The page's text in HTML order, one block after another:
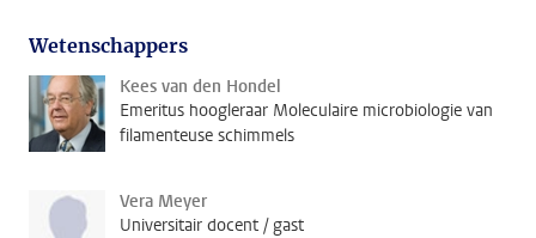
Wetenschappers
Kees van den Hondel
Emeritus hoogleraar Moleculaire microbiologie van
filamenteuse schimmels
Vera Meyer
Universitair docent / gast